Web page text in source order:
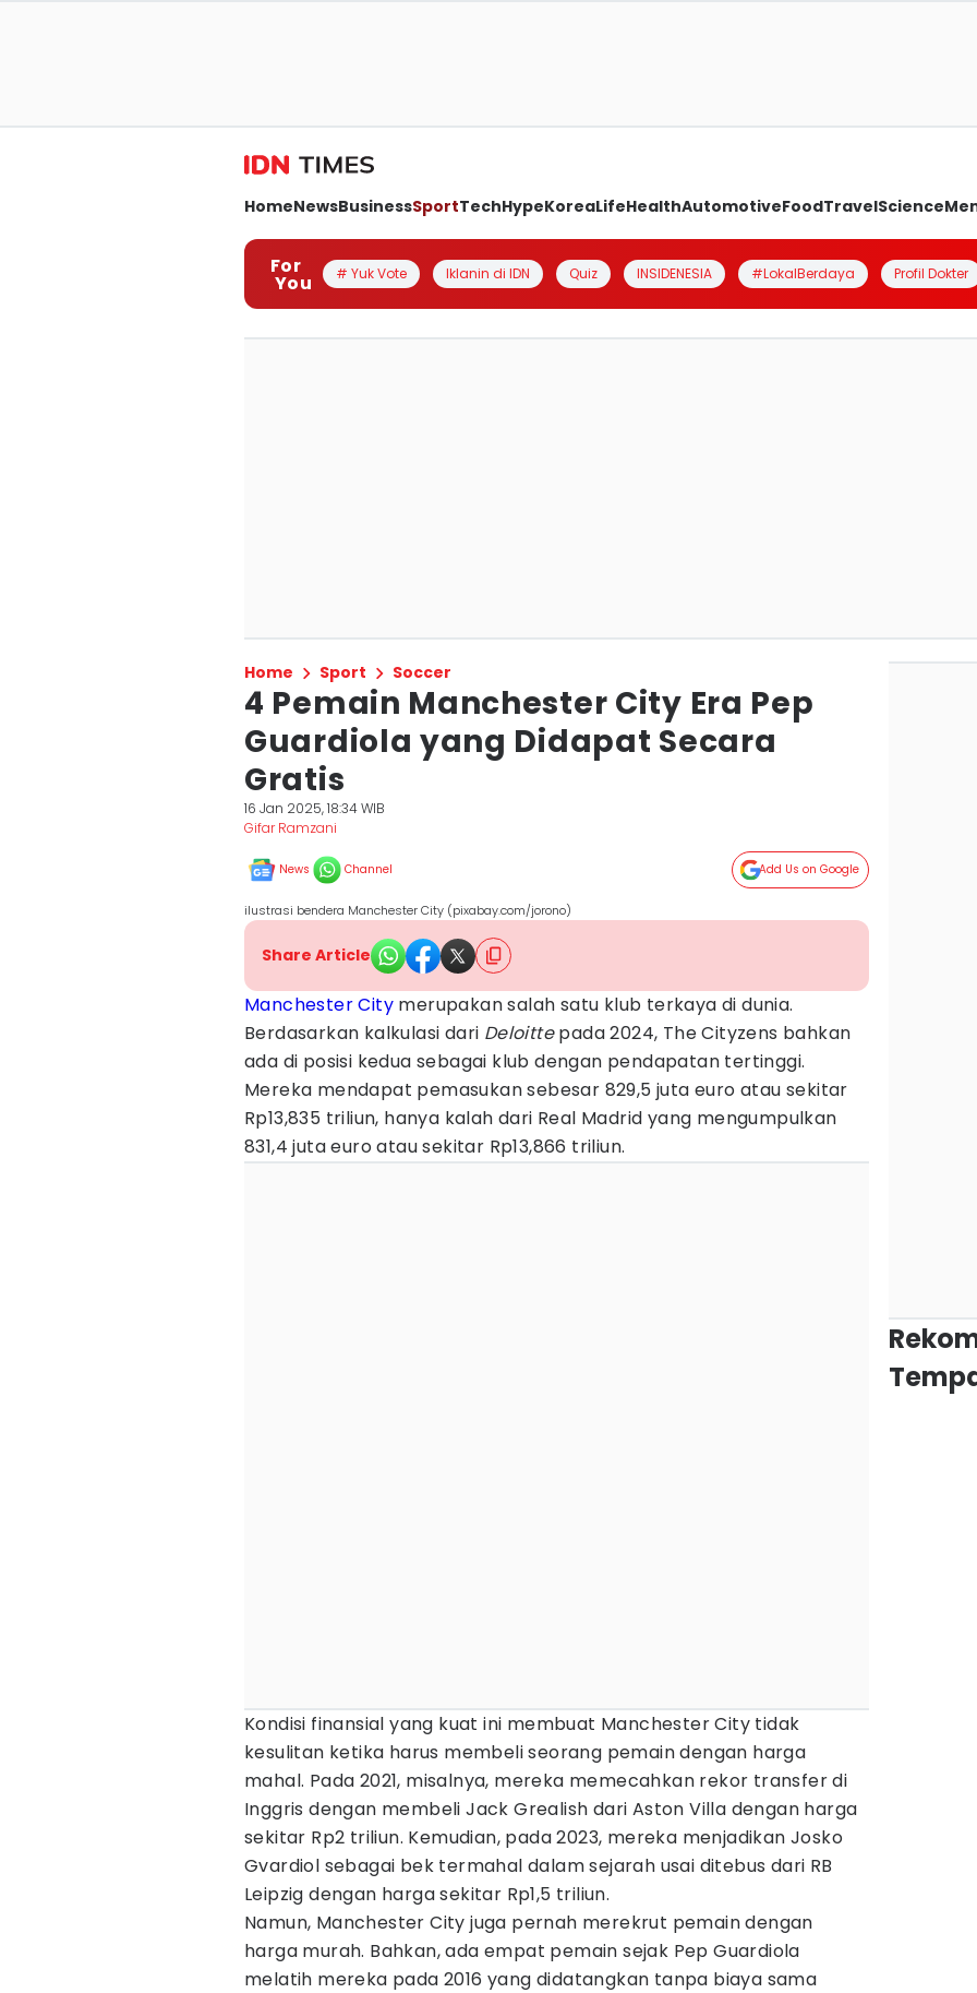
HomeNewsBusinessSportTechHypeKoreaLifeHealthAutomotiveFoodTravelScience
For
You # Yuk Vote Iklanin di IDN Quiz INSIDENESIA #LokalBerdaya Profil Dokter
Home Sport Soccer
4 Pemain Manchester City Era Pep
Guardiola yang Didapat Secara
Gratis
16 Jan 2025, 18:34 WIB
Gifar Ramzani
News Channel Add Us on Google
ilustrasi bendera Manchester City (pixabay.com/jorono)
Share Article
Manchester City merupakan salah satu klub terkaya di dunia.
Berdasarkan kalkulasi dari Deloittepada 2024, The Cityzens bahkan
ada di posisi kedua sebagai klub dengan pendapatan tertinggi.
Mereka mendapat pemasukan sebesar 829,5 juta euro atau sekitar
Rp13,835 triliun, hanya kalah dari Real Madrid yang mengumpulkan
831,4 juta euro atau sekitar Rp13,866 triliun.
Kondisi finansial yang kuat ini membuat Manchester City tidak
kesulitan ketika harus membeli seorang pemain dengan harga
mahal. Pada 2021, misalnya, mereka memecahkan rekor transfer di
Inggris dengan membeli Jack Grealish dari Aston Villa dengan harga
sekitar Rp2 triliun. Kemudian, pada 2023, mereka menjadikan Josko
Gvardiol sebagai bek termahal dalam sejarah usai ditebus dari RB
Leipzig dengan harga sekitar Rp1,5 triliun.
Namun, Manchester City juga pernah merekrut pemain dengan
harga murah. Bahkan, ada empat pemain sejak Pep Guardiola
melatih mereka pada 2016 yang didatangkan tanpa biaya sama